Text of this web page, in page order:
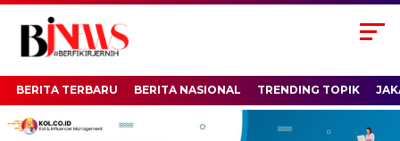
BERITA TERBARU BERITA NASIONAL TRENDING TOPIK